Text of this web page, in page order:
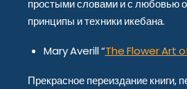
простыми словами и с любовью
принципы и техники икебана.
Mary Averill “The Flower Art
Прекрасное переиздание книги,